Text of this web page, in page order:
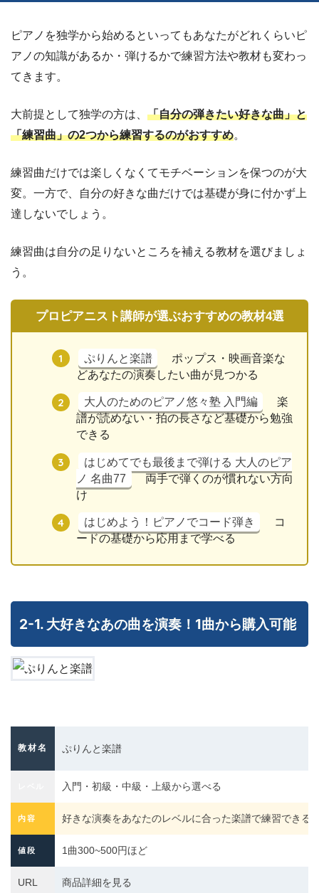
ピアノを独学から始めるといってもあなたがどれくらいピ
アノの知識があるか・弾けるかで練習方法や教材も変わっ
てきます。
大前提として独学の方は、 「自分の弾きたい好きな曲」と
「練習曲」の2つから練習するのがおすすめ。
練習曲だけでは楽しくなくてモチベーションを保つのが大
変。一方で、自分の好きな曲だけでは基礎が身に付かず上
達しないでしょう。
練習曲は自分の足りないところを補える教材を選びましょ
う。
プロピアニスト講師が選ぶおすすめの教材4選
ぷりんと楽譜
ポップス・映画音楽な
どあなたの演奏したい曲が見つかる
大人のためのピアノ悠々塾 入門編
楽
譜が読めない・拍の長さなど基礎から勉強
できる
はじめてでも最後まで弾ける 大人のピア
ノ 名曲77
両手で弾くのが慣れない方向
け
はじめよう！ピアノでコード弾き
コ
ードの基礎から応用まで学べる
2-1. 大好きなあの曲を演奏！1曲から購入可能
教材名 ぷりんと楽譜
入門・初級・中級・上級から選べる
内容 好きな演奏をあなたのレベルに合った楽譜で練習できる
値段 1曲300~500円ほど
URL 商品詳細を見る